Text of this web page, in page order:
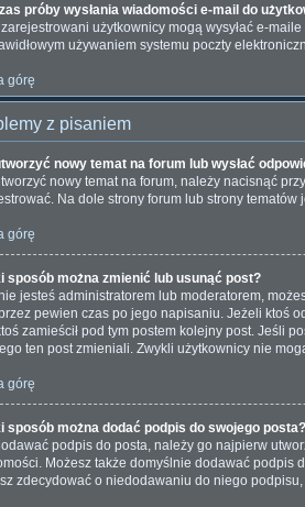
próby wysłania wiadomości e-mail do
użytkownicy mogą wysyłać e-
używaniem systemu poczty
górę
z pisaniem
nowy temat na forum lub wysłać
nowy temat na forum, należy nacisnąć
Na dole strony forum lub strony
górę
sposób można zmienić lub usunąć post?
jesteś administratorem lub moderatorem,
pewien czas po jego napisaniu. Jeżeli ktoś
zamieścił pod tym postem kolejny post. Jeśli
ten post zmieniali. Zwykli użytkownicy nie
górę
sposób można dodać podpis do swojego posta?
podpis do posta, należy go najpierw
Możesz także domyślnie dodawać podpis
zdecydować o niedodawaniu do niego